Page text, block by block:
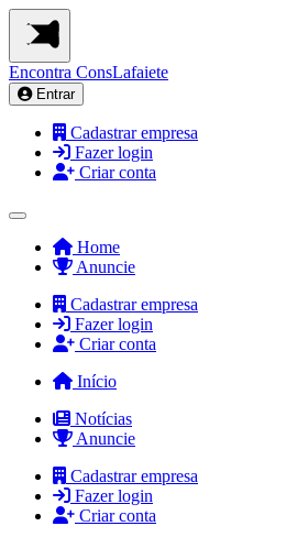
Encontra ConsLafaiete
Entrar
Cadastrar empresa
Fazer login
Criar conta
Home
Anuncie
Cadastrar empresa
Fazer login
Criar conta
Início
Notícias
Anuncie
Cadastrar empresa
Fazer login
Criar conta